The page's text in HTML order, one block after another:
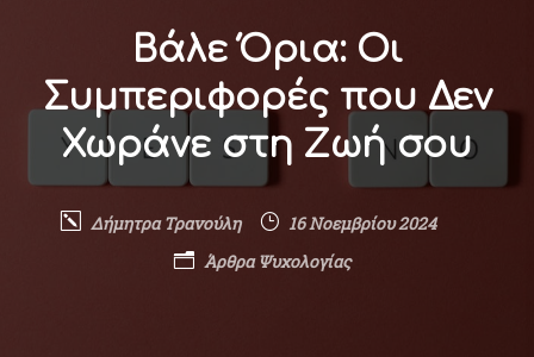
Βάλε Όρια: Οι
Συμπεριφορές που Δεν
Χωράνε στη Ζωή σου
Δήμητρα Τρανούλη
16 Νοεμβρίου 2024
Άρθρα Ψυχολογίας